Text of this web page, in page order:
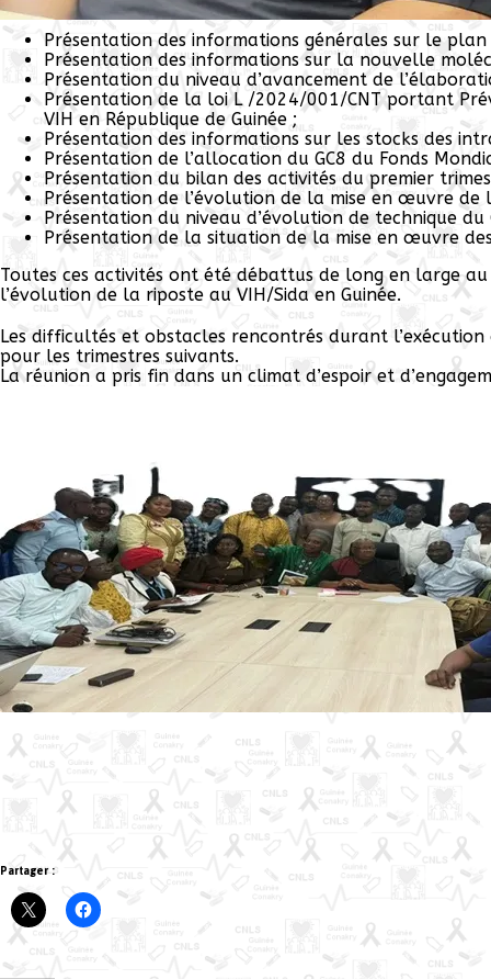
Présentation des informations générales sur le
Présentation des informations sur la nouvelle
Présentation du niveau d’avancement de
Présentation de la loi L /2024/001/CNT portant
VIH en République de Guinée ;
Présentation des informations sur les stocks des
Présentation de l’allocation du GC8 du Fonds
Présentation du bilan des activités du premier
Présentation de l’évolution de la mise en œuvre de
Présentation du niveau d’évolution de technique
Présentation de la situation de la mise en œuvre
Toutes ces activités ont été débattus de long en large
l’évolution de la riposte au VIH/Sida en Guinée.
Les difficultés et obstacles rencontrés durant
pour les trimestres suivants.
La réunion a pris fin dans un climat d’espoir et
Partager :